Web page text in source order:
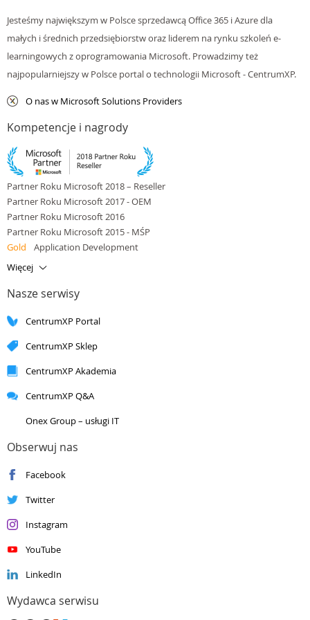
Jesteśmy największym w Polsce sprzedawcą Office 365 i Azure dla
małych i średnich przedsiębiorstw oraz liderem na rynku szkoleń e-
learningowych z oprogramowania Microsoft. Prowadzimy też
najpopularniejszy w Polsce portal o technologii Microsoft - CentrumXP.
O nas w Microsoft Solutions Providers
Kompetencje i nagrody
Partner Roku Microsoft 2018 – Reseller
Partner Roku Microsoft 2017 - OEM
Partner Roku Microsoft 2016
Partner Roku Microsoft 2015 - MŚP
Gold
Application Development
Gold
Application Integration
Gold Cloud Productivity
Gold Small and Midmarket Cloud Solutions
Silver
Silver Application Integration
Silver Cloud Platform
Silver Collaboration and Content
Data Platform
Silver DevOps
Silver Enterprise Mobility Management
Więcej
Nasze serwisy
CentrumXP Portal
CentrumXP Sklep
CentrumXP Akademia
CentrumXP Q&A
Onex Group – usługi IT
Obserwuj nas
Facebook
Twitter
Instagram
YouTube
LinkedIn
Wydawca serwisu